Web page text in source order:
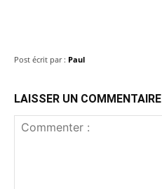
Post écrit par : Paul
LAISSER UN COMMENTAIRE